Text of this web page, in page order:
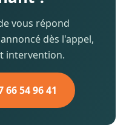
vous répond
dès l'appel,
intervention.
66 54 96 41